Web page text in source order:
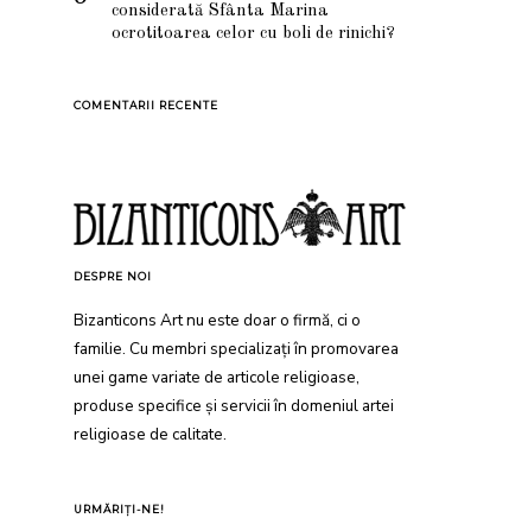
considerată Sfânta Marina
ocrotitoarea celor cu boli de rinichi?
COMENTARII RECENTE
DESPRE NOI
Bizanticons Art nu este doar o firmă, ci o
familie. Cu membri specializați în promovarea
unei game variate de articole religioase,
produse specifice și servicii în domeniul artei
religioase de calitate.
URMĂRIȚI-NE!